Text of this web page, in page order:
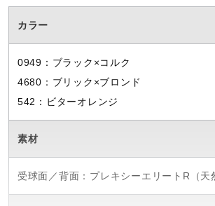
カラー
0949：ブラック×コルク
4680：ブリック×ブロンド
542：ビターオレンジ
素材
受球面／背面：プレキシーエリートR（天